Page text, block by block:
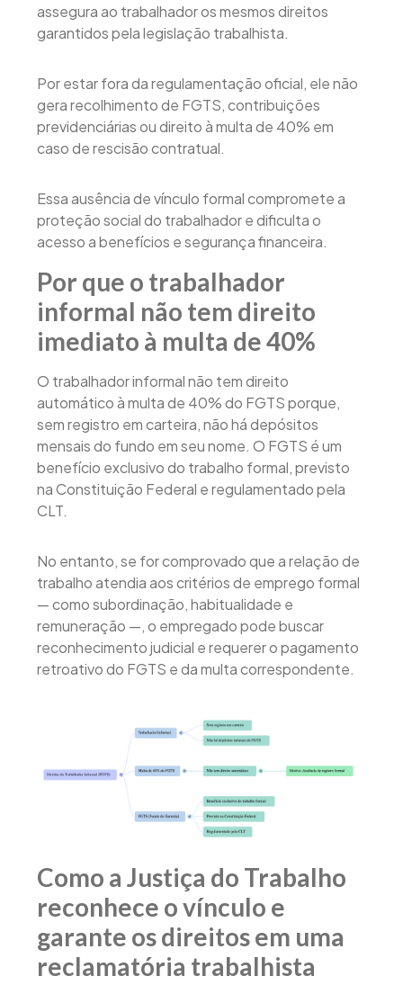
assegura ao trabalhador os mesmos direitos
garantidos pela legislação trabalhista.
Por estar fora da regulamentação oficial, ele não
gera recolhimento de FGTS, contribuições
previdenciárias ou direito à multa de 40% em
caso de rescisão contratual.
Essa ausência de vínculo formal compromete a
proteção social do trabalhador e dificulta o
acesso a benefícios e segurança financeira.
Por que o trabalhador
informal não tem direito
imediato à multa de 40%
O trabalhador informal não tem direito
automático à multa de 40% do FGTS porque,
sem registro em carteira, não há depósitos
mensais do fundo em seu nome. O FGTS é um
benefício exclusivo do trabalho formal, previsto
na Constituição Federal e regulamentado pela
CLT.
No entanto, se for comprovado que a relação de
trabalho atendia aos critérios de emprego formal
— como subordinação, habitualidade e
remuneração —, o empregado pode buscar
reconhecimento judicial e requerer o pagamento
retroativo do FGTS e da multa correspondente.
Como a Justiça do Trabalho
reconhece o vínculo e
garante os direitos em uma
reclamatória trabalhista